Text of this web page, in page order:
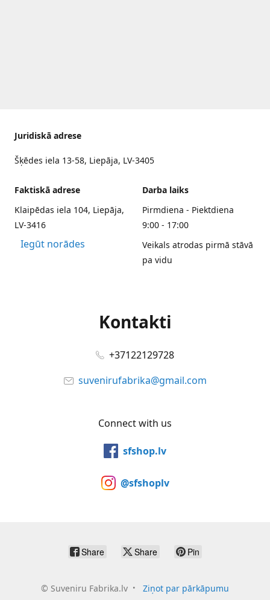
Juridiskā adrese
Šķēdes iela 13-58, Liepāja, LV-3405
Faktiskā adrese
Klaipēdas iela 104, Liepāja,
LV-3416
Iegūt norādes
Darba laiks
Pirmdiena - Piektdiena
9:00 - 17:00
Veikals atrodas pirmā stāvā
pa vidu
Kontakti
+37122129728
suvenirufabrika@gmail.com
Connect with us
sfshop.lv
@sfshoplv
Share Share Pin
© Suveniru Fabrika.lv Ziņot par pārkāpumu